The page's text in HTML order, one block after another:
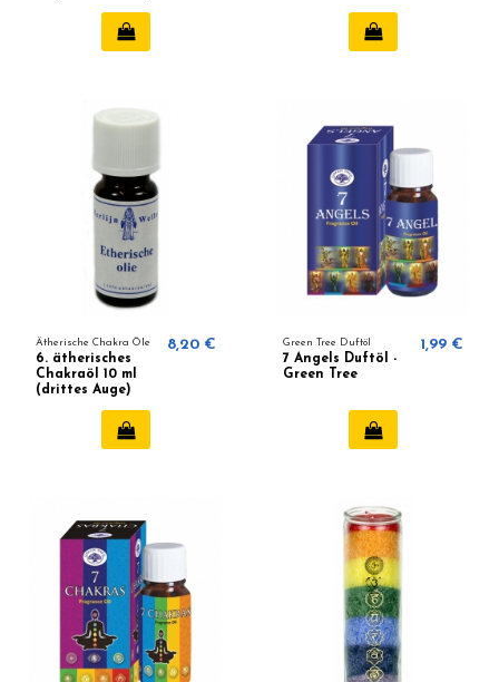
Ätherische Chakra Öle
6. ätherisches
Chakraöl 10 ml
(drittes Auge)
8,20 € Green Tree Duftöl
7 Angels Duftöl -
Green Tree
1,99 €